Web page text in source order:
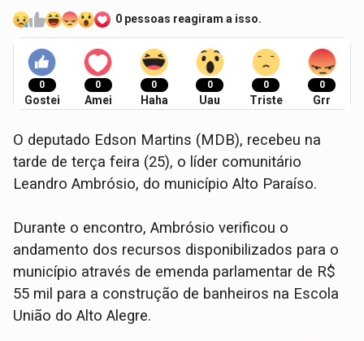
0 pessoas reagiram a isso.
0
Gostei
0
Amei
0
Haha
0
Uau
0
Triste
0
Grr
O deputado Edson Martins (MDB), recebeu na
tarde de terça feira (25), o líder comunitário
Leandro Ambrósio, do município Alto Paraíso.
Durante o encontro, Ambrósio verificou o
andamento dos recursos disponibilizados para o
município através de emenda parlamentar de R$
55 mil para a construção de banheiros na Escola
União do Alto Alegre.